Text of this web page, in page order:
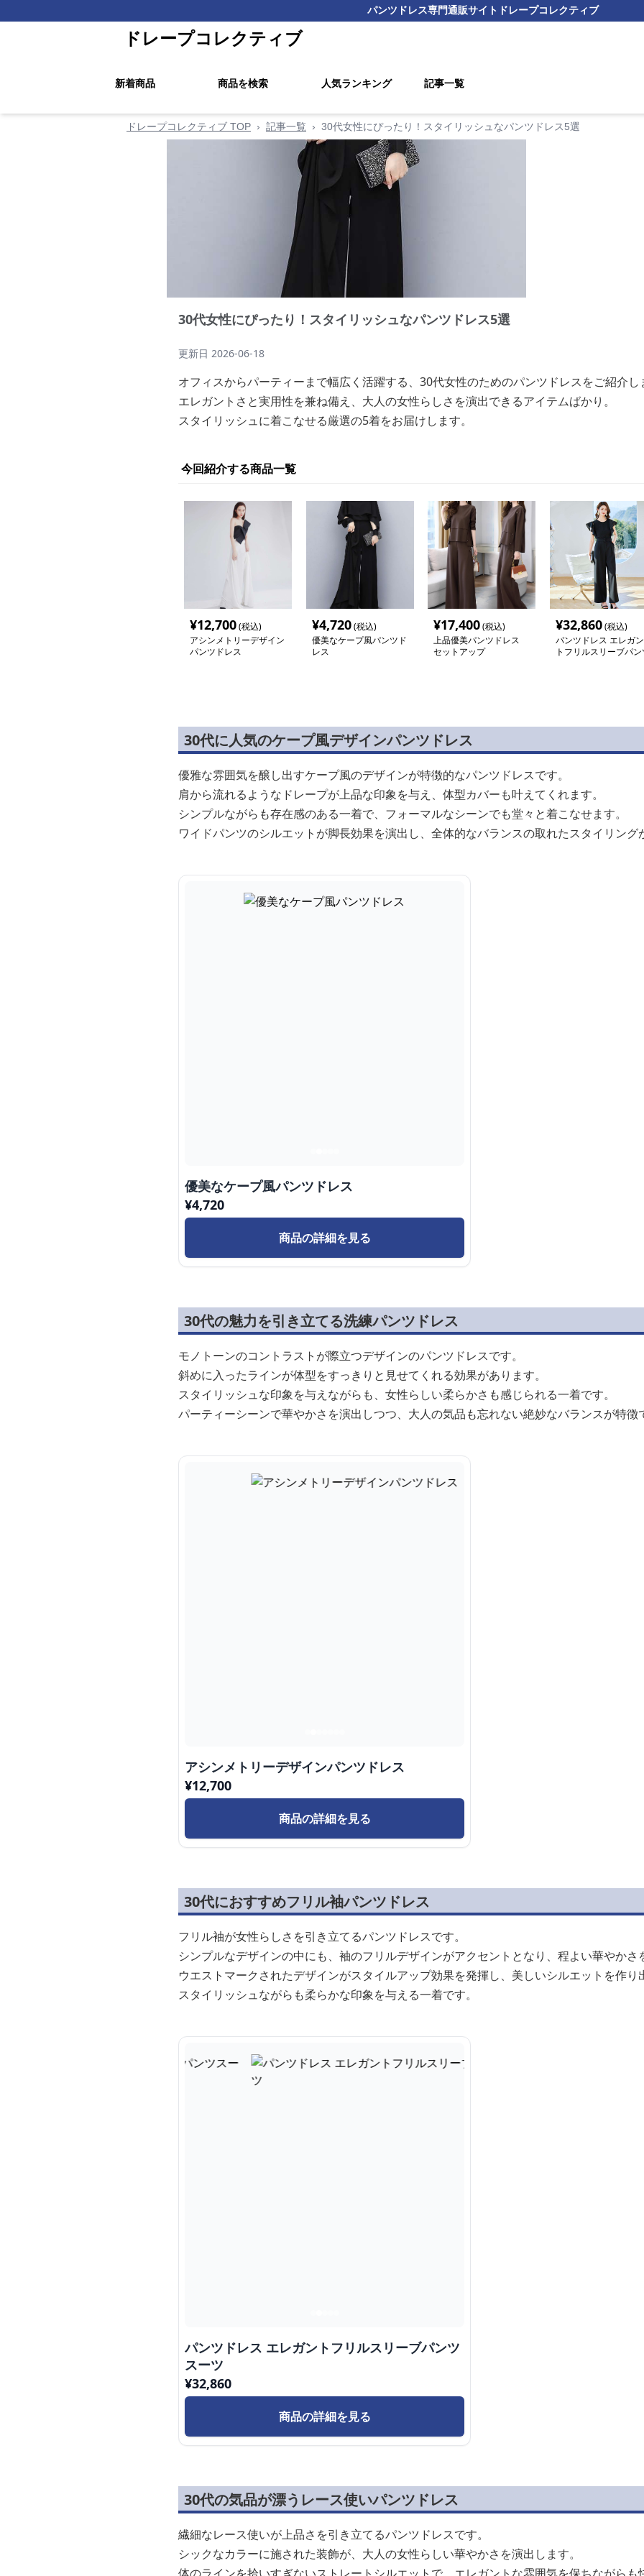
パンツドレス専門通販サイト ドレープコレクティブ
ドレープコレクティブ
新着商品 商品を検索 人気ランキング 記事一覧
ドレープコレクティブ TOP › 記事一覧 › 30代女性にぴったり！スタイリッシュなパンツドレス5選
30代女性にぴったり！スタイリッシュなパンツドレス5選
更新日 2026-06-18
オフィスからパーティーまで幅広く活躍する、30代女性のためのパンツドレスをご紹介し
エレガントさと実用性を兼ね備え、大人の女性らしさを演出できるアイテムばかり。
スタイリッシュに着こなせる厳選の5着をお届けします。
今回紹介する商品一覧
¥12,700(税込)
アシンメトリーデザイン
パンツドレス
¥4,720(税込)
優美なケープ風パンツド
レス
¥17,400(税込)
上品優美パンツドレス
セットアップ
¥32,860(税込)
パンツドレス エレガン
トフリルスリーブパン
30代に人気のケープ風デザインパンツドレス
優雅な雰囲気を醸し出すケープ風のデザインが特徴的なパンツドレスです。
肩から流れるようなドレープが上品な印象を与え、体型カバーも叶えてくれます。
シンプルながらも存在感のある一着で、フォーマルなシーンでも堂々と着こなせます。
ワイドパンツのシルエットが脚長効果を演出し、全体的なバランスの取れたスタイリング
優美なケープ風パンツドレス
¥4,720
商品の詳細を見る
30代の魅力を引き立てる洗練パンツドレス
モノトーンのコントラストが際立つデザインのパンツドレスです。
斜めに入ったラインが体型をすっきりと見せてくれる効果があります。
スタイリッシュな印象を与えながらも、女性らしい柔らかさも感じられる一着です。
パーティーシーンで華やかさを演出しつつ、大人の気品も忘れない絶妙なバランスが特徴
アシンメトリーデザインパンツドレス
¥12,700
商品の詳細を見る
30代におすすめフリル袖パンツドレス
フリル袖が女性らしさを引き立てるパンツドレスです。
シンプルなデザインの中にも、袖のフリルデザインがアクセントとなり、程よい華やかさ
ウエストマークされたデザインがスタイルアップ効果を発揮し、美しいシルエットを作り
スタイリッシュながらも柔らかな印象を与える一着です。
パンツドレス エレガントフリルスリーブパンツ
スーツ
¥32,860
商品の詳細を見る
30代の気品が漂うレース使いパンツドレス
繊細なレース使いが上品さを引き立てるパンツドレスです。
シックなカラーに施された装飾が、大人の女性らしい華やかさを演出します。